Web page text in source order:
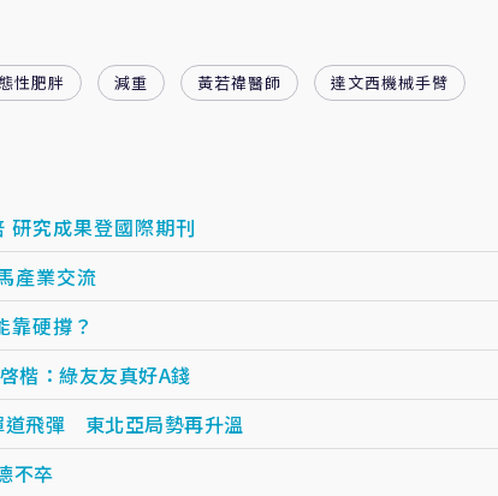
性肥胖 減重 黃若禕醫師 達文西機械手臂
研究成果登國際期刊
產業交流
靠硬撐？
楷：綠友友真好A錢
道飛彈 東北亞局勢再升溫
不卒